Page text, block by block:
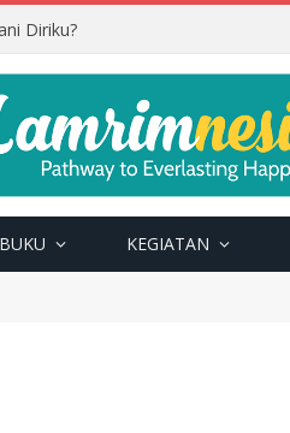
Diriku?
BUKU KEGIATAN